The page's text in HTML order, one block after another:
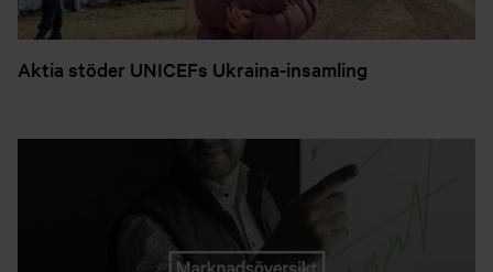
Aktia stöder UNICEFs Ukraina-insamling